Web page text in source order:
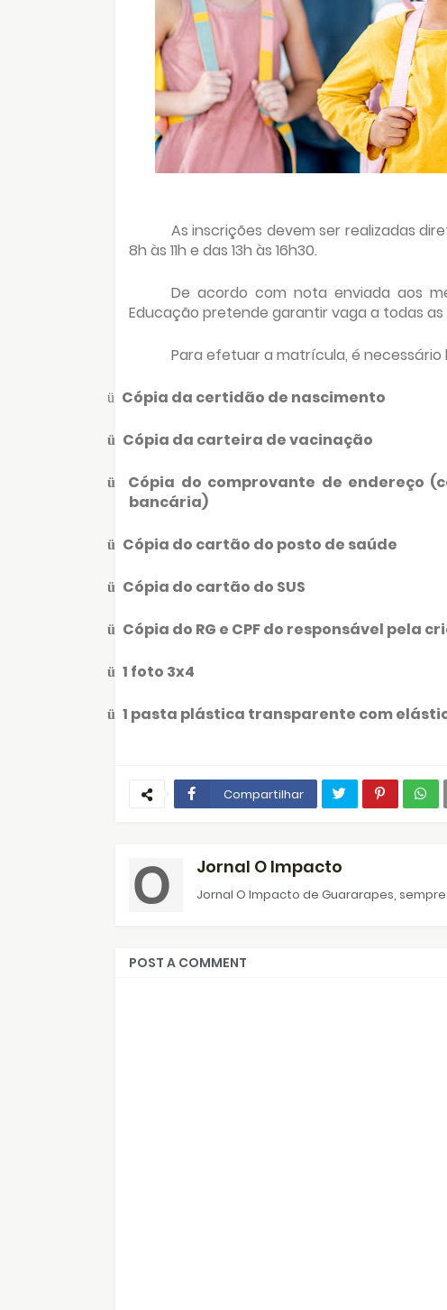
As inscrições devem ser realizadas
8h às 11h e das 13h às 16h30.
De acordo com nota enviada aos
Educação pretende garantir vaga a todas
Para efetuar a matrícula, é necessário
ü Cópia da certidão de nascimento
ü Cópia da carteira de vacinação
ü
Cópia do comprovante de endereço
bancária)
ü Cópia do cartão do posto de saúde
ü Cópia do cartão do SUS
ü Cópia do RG e CPF do responsável pela
ü 1 foto 3x4
ü 1 pasta plástica transparente com
Compartilhar
Jornal O Impacto
Jornal O Impacto de Guararapes,
POST A COMMENT